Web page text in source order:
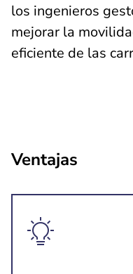
los ingenieros
mejorar la
eficiente de las
Ventajas